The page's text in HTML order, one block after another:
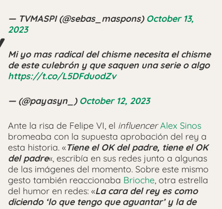
— TVMASPI (@sebas_maspons) October 13,
2023
Mi yo mas radical del chisme necesita el chisme
de este culebrón y que saquen una serie o algo
https://t.co/L5DFduodZv
— (@payasyn_) October 12, 2023
Ante la risa de Felipe VI, el influencer Alex Sinos
bromeaba con la supuesta aprobación del rey a
esta historia. «Tiene el OK del padre, tiene el OK
del padre«, escribía en sus redes junto a algunas
de las imágenes del momento. Sobre este mismo
gesto también reaccionaba Brioche, otra estrella
del humor en redes: «La cara del rey es como
diciendo ‘lo que tengo que aguantar’ y la de